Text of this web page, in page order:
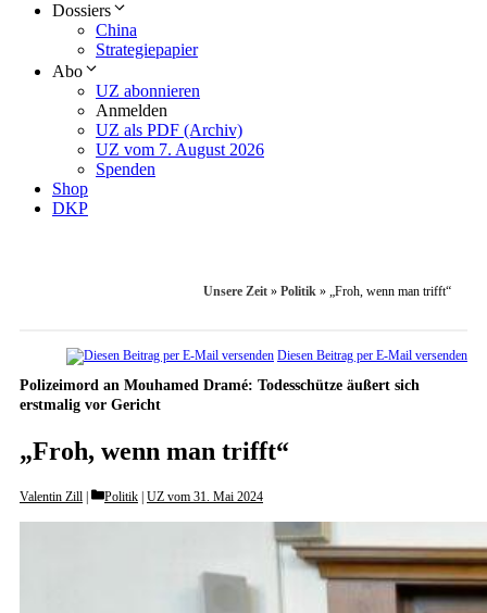
Dossiers
China
Strategiepapier
Abo
UZ abonnieren
Anmelden
UZ als PDF (Archiv)
UZ vom 7. August 2026
Spenden
Shop
DKP
Unsere Zeit » Politik » „Froh, wenn man trifft“
Diesen Beitrag per E-Mail versenden
Polizeimord an Mouhamed Dramé: Todesschütze äußert sich
erstmalig vor Gericht
„Froh, wenn man trifft“
Valentin Zill Categories
Politik UZ vom 31. Mai 2024